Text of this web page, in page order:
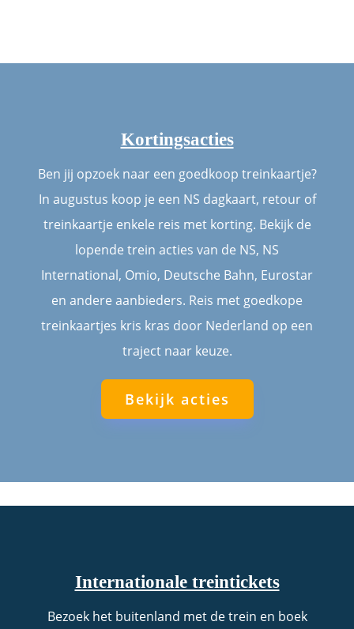
Kortingsacties
Ben jij opzoek naar een goedkoop treinkaartje?
In augustus koop je een NS dagkaart, retour of
treinkaartje enkele reis met korting. Bekijk de
lopende trein acties van de NS, NS
International, Omio, Deutsche Bahn, Eurostar
en andere aanbieders. Reis met goedkope
treinkaartjes kris kras door Nederland op een
traject naar keuze.
Bekijk acties
Internationale treintickets
Bezoek het buitenland met de trein en boek